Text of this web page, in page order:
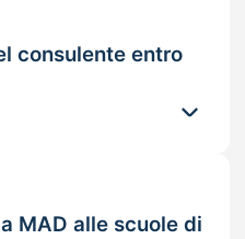
consulente entro
MAD alle scuole di